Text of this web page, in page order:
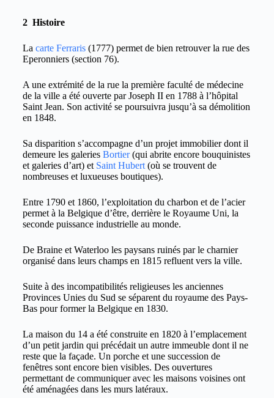
2 Histoire
La carte Ferraris(1777) permet de bien retrouver la rue des
Eperonniers (section 76).
A une extrémité de la rue la première faculté de médecine
de la ville a été ouverte par Joseph II en 1788 à l’hôpital
Saint Jean. Son activité se poursuivra jusqu’à sa démolition
en 1848.
Sa disparition s’accompagne d’un projet immobilier dont il
demeure les galeries Bortier(qui abrite encore bouquinistes
et galeries d’art) et Saint Hubert(où se trouvent de
nombreuses et luxueuses boutiques).
Entre 1790 et 1860, l’exploitation du charbon et de l’acier
permet à la Belgique d’être, derrière le Royaume Uni, la
seconde puissance industrielle au monde.
De Braine et Waterloo les paysans ruinés par le charnier
organisé dans leurs champs en 1815 refluent vers la ville.
Suite à des incompatibilités religieuses les anciennes
Provinces Unies du Sud se séparent du royaume des Pays-
Bas pour former la Belgique en 1830.
La maison du 14 a été construite en 1820 à l’emplacement
d’un petit jardin qui précédait un autre immeuble dont il ne
reste que la façade. Un porche et une succession de
fenêtres sont encore bien visibles. Des ouvertures
permettant de communiquer avec les maisons voisines ont
été aménagées dans les murs latéraux.